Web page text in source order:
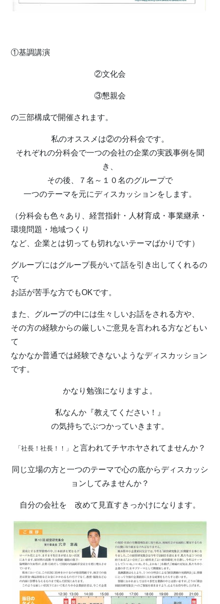
①基調講演
②文化会
③懇親会
の三部構成で開催されます。
私のオススメは②の分科会です。
それぞれの分科会で一つの会社の企業の実践事例を聞
き、
その後、７名～１０名のグループで
一つのテーマを元にディスカッションをします。
（分科会も色々あり、経営指針・人材育成・事業継承・
環境問題・地域つくり
など、企業とは切っても切れないテーマばかりです）
グループにはグループ長がいて話を引き出してくれるの
で
お話が苦手な方でもOKです。
また、グループの中には生々しいお話をされる方や、
その方の経験からの厳しいご意見を言われる方などもい
て
なかなか普通では経験できないようなディスカッション
です。
かなり勉強になりますよ。
私なんか『教えてください！』
の気持ちでぶつかっていきます。
「社長！社長！！」 と言われてチヤホヤされてませんか？
同じ立場の方と一つのテーマで心の底からディスカッシ
ョンしてみませんか？
自分の会社を 改めて見直すきっかけになります。